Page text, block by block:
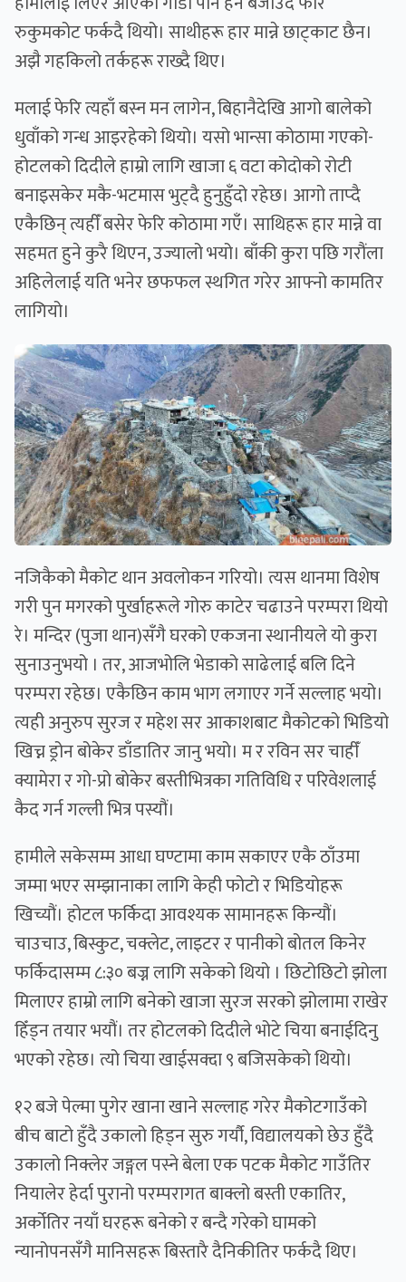
रुकुमकोट फर्कदै थियो। साथीहरू हार मान्ने छाट्काट छैन।
अझै गहकिलो तर्कहरू राख्दै थिए।
मलाई फेरि त्यहाँ बस्न मन लागेन, बिहानैदेखि आगो बालेको
धुवाँको गन्ध आइरहेको थियो। यसो भान्सा कोठामा गएको-
होटलको दिदीले हाम्रो लागि खाजा ६ वटा कोदोको रोटी
बनाइसकेर मकै-भटमास भुट्दै हुनुहुँदो रहेछ। आगो ताप्दै
एकैछिन् त्यहीँ बसेर फेरि कोठामा गएँ। साथिहरू हार मान्ने वा
सहमत हुने कुरै थिएन, उज्यालो भयो। बाँकी कुरा पछि गरौंला
अहिलेलाई यति भनेर छफफल स्थगित गरेर आफ्नो कामतिर
लागियो।
नजिकैको मैकोट थान अवलोकन गरियो। त्यस थानमा विशेष
गरी पुन मगरको पुर्खाहरूले गोरु काटेर चढाउने परम्परा थियो
रे। मन्दिर (पुजा थान)सँगै घरको एकजना स्थानीयले यो कुरा
सुनाउनुभयो । तर, आजभोलि भेडाको साढेलाई बलि दिने
परम्परा रहेछ। एकैछिन काम भाग लगाएर गर्ने सल्लाह भयो।
त्यही अनुरुप सुरज र महेश सर आकाशबाट मैकोटको भिडियो
खिच्न ड्रोन बोकेर डाँडातिर जानु भयो। म र रविन सर चाहीँ
क्यामेरा र गो-प्रो बोकेर बस्तीभित्रका गतिविधि र परिवेशलाई
कैद गर्न गल्ली भित्र पस्यौं।
हामीले सकेसम्म आधा घण्टामा काम सकाएर एकै ठाँउमा
जम्मा भएर सम्झानाका लागि केही फोटो र भिडियोहरू
खिच्यौं। होटल फर्किदा आवश्यक सामानहरू किन्यौं।
चाउचाउ, बिस्कुट, चक्लेट, लाइटर र पानीको बोतल किनेर
फर्किदासम्म ८:३० बज्न लागि सकेको थियो । छिटोछिटो झोला
मिलाएर हाम्रो लागि बनेको खाजा सुरज सरको झोलामा राखेर
हिँड्न तयार भयौं। तर होटलको दिदीले भोटे चिया बनाईदिनु
भएको रहेछ। त्यो चिया खाईसक्दा ९ बजिसकेको थियो।
१२ बजे पेल्मा पुगेर खाना खाने सल्लाह गरेर मैकोटगाउँको
बीच बाटो हुँदै उकालो हिड्न सुरु गर्यौ, विद्यालयको छेउ हुँदै
उकालो निक्लेर जङ्गल पस्ने बेला एक पटक मैकोट गाउँतिर
नियालेर हेर्दा पुरानो परम्परागत बाक्लो बस्ती एकातिर,
अर्कोतिर नयाँ घरहरू बनेको र बन्दै गरेको घामको
न्यानोपनसँगै मानिसहरू बिस्तारै दैनिकीतिर फर्कदै थिए।